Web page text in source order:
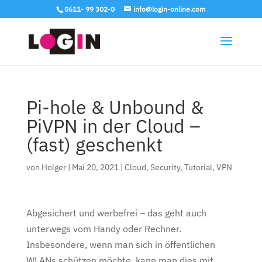
0611- 99 302-0 info@login-online.com
Pi-hole & Unbound &
PiVPN in der Cloud –
(fast) geschenkt
von Holger| Mai 20, 2021| Cloud, Security, Tutorial, VPN
Abgesichert und werbefrei – das geht auch
unterwegs vom Handy oder Rechner.
Insbesondere, wenn man sich in öffentlichen